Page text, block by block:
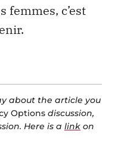
femmes, c’est
about the article you
Options discussion,
Here is a link on